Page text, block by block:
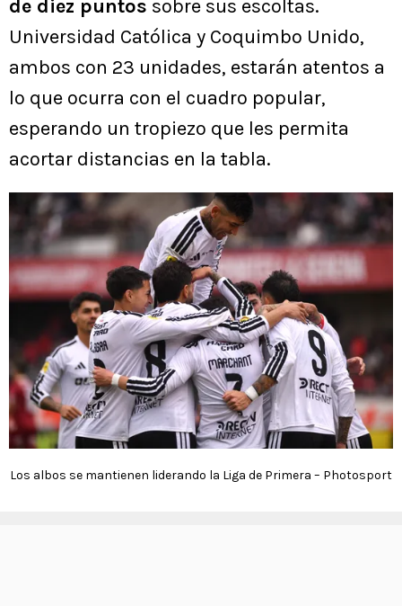
de diez puntos sobre sus escoltas.
Universidad Católica y Coquimbo Unido,
ambos con 23 unidades, estarán atentos a
lo que ocurra con el cuadro popular,
esperando un tropiezo que les permita
acortar distancias en la tabla.
Los albos se mantienen liderando la Liga de Primera – Photosport